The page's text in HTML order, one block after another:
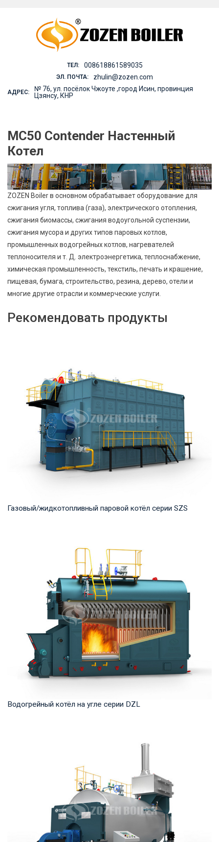
ТЕЛ: 008618861589035
ЭЛ. ПОЧТА: zhulin@zozen.com
АДРЕС:
№ 76, ул. посёлок Чжоуте ,город Исин, провинция
Цзянсу, КНР
MC50 Contender Настенный
Котел
ZOZEN Boiler в основном обрабатывает оборудование для
сжигания угля, топлива (газа), электрического отопления,
сжигания биомассы, сжигания водоугольной суспензии,
сжигания мусора и других типов паровых котлов,
промышленных водогрейных котлов, нагревателей
теплоносителя и т. Д. электроэнергетика, теплоснабжение,
химическая промышленность, текстиль, печать и крашение,
пищевая, бумага, строительство, резина, дерево, отели и
многие другие отрасли и коммерческие услуги.
Рекомендовать продукты
Газовый/жидкотопливный паровой котёл серии SZS
продукта: 10-50 т/ч Температура на выходе...
Водогрейный котёл на угле серии DZL
мощность продукта: 1,4 -14 МВт Температур...